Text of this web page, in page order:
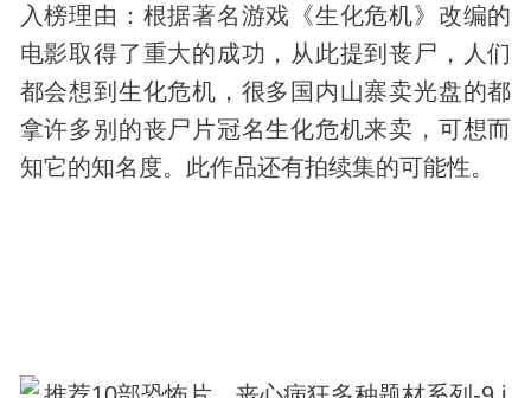
入榜理由：根据著名游戏《生化危机》改编的
电影取得了重大的成功，从此提到丧尸，人们
都会想到生化危机，很多国内山寨卖光盘的都
拿许多别的丧尸片冠名生化危机来卖，可想而
知它的知名度。此作品还有拍续集的可能性。